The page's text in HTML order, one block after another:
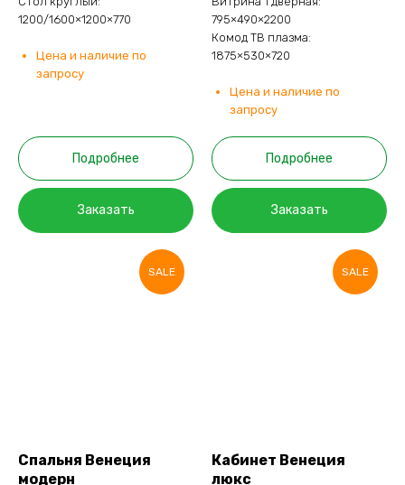
1200/1600×1200×770
Цена и наличие по
запросу
Подробнее
Заказать
795×490×2200
Комод ТВ плазма:
1875×530×720
Цена и наличие по
запросу
Подробнее
Заказать
SALE
Спальня Венеция
модерн
SALE
Кабинет Венеция
люкс